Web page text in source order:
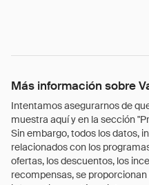
Más información sobre
Intentamos asegurarnos de
muestra aquí y en la sección
Sin embargo, todos los datos,
relacionados con los
ofertas, los descuentos, los
recompensas, se